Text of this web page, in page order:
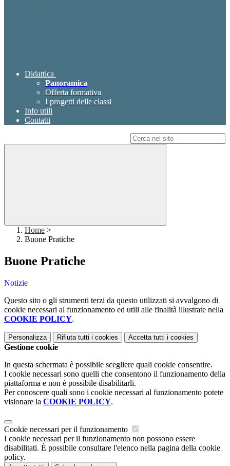
Didattica
Panoramica
Offerta formativa
I progetti delle classi
Info utili
Contatti
Home >
Buone Pratiche
Buone Pratiche
Notizie
Questo sito o gli strumenti terzi da questo utilizzati si avvalgono di
cookie necessari al funzionamento ed utili alle finalità illustrate nella
COOKIE POLICY.
Personalizza Rifiuta tutti i cookies Accetta tutti i cookies
Gestione cookie
In questa schermata è possibile scegliere quali cookie consentire.
I cookie necessari sono quelli che consentono il funzionamento della
piattaforma e non è possibile disabilitarli.
Per conoscere quali sono i cookie necessari al funzionamento potete
visionare la COOKIE POLICY.
Cookie necessari per il funzionamento
I cookie necessari per il funzionamento non possono essere
disabilitati. È possibile consultare l'elenco nella pagina della cookie
policy.